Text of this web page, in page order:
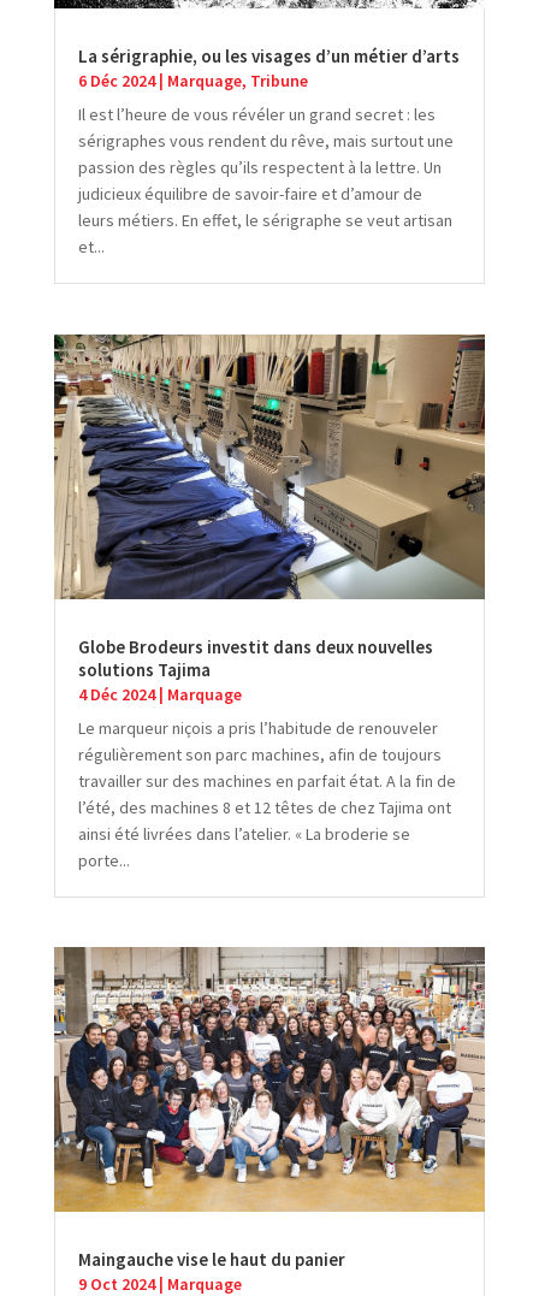
La sérigraphie, ou les visages d’un métier d’arts
6 Déc 2024| Marquage, Tribune
Il est l’heure de vous révéler un grand secret : les
sérigraphes vous rendent du rêve, mais surtout une
passion des règles qu’ils respectent à la lettre. Un
judicieux équilibre de savoir-faire et d’amour de
leurs métiers. En effet, le sérigraphe se veut artisan
et...
Globe Brodeurs investit dans deux nouvelles
solutions Tajima
4 Déc 2024| Marquage
Le marqueur niçois a pris l’habitude de renouveler
régulièrement son parc machines, afin de toujours
travailler sur des machines en parfait état. A la fin de
l’été, des machines 8 et 12 têtes de chez Tajima ont
ainsi été livrées dans l’atelier. « La broderie se
porte...
Maingauche vise le haut du panier
9 Oct 2024| Marquage